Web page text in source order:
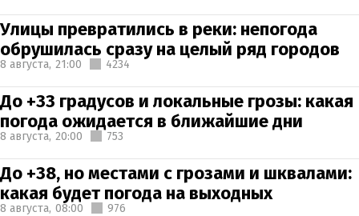
Улицы превратились в реки: непогода
обрушилась сразу на целый ряд городов
8 августа, 21:00 4234
До +33 градусов и локальные грозы: какая
погода ожидается в ближайшие дни
8 августа, 20:00 753
До +38, но местами с грозами и шквалами:
какая будет погода на выходных
8 августа, 08:00 976